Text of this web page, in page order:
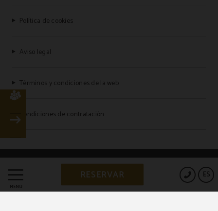
MENÚ
ES
RESERVAR
Política de cookies
Aviso legal
Términos y condiciones de la web
Condiciones de contratación
Powered by Keytel
Compra segura